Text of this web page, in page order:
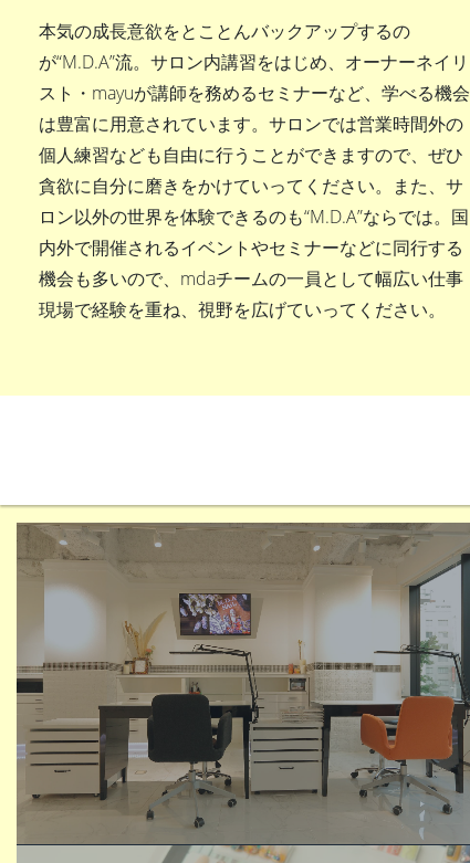
本気の成長意欲をとことんバックアップするの
が“M.D.A”流。サロン内講習をはじめ、オーナーネイリ
スト・mayuが講師を務めるセミナーなど、学べる機会
は豊富に用意されています。サロンでは営業時間外の
個人練習なども自由に行うことができますので、ぜひ
貪欲に自分に磨きをかけていってください。また、サ
ロン以外の世界を体験できるのも“M.D.A”ならでは。国
内外で開催されるイベントやセミナーなどに同行する
機会も多いので、mdaチームの一員として幅広い仕事
現場で経験を重ね、視野を広げていってください。